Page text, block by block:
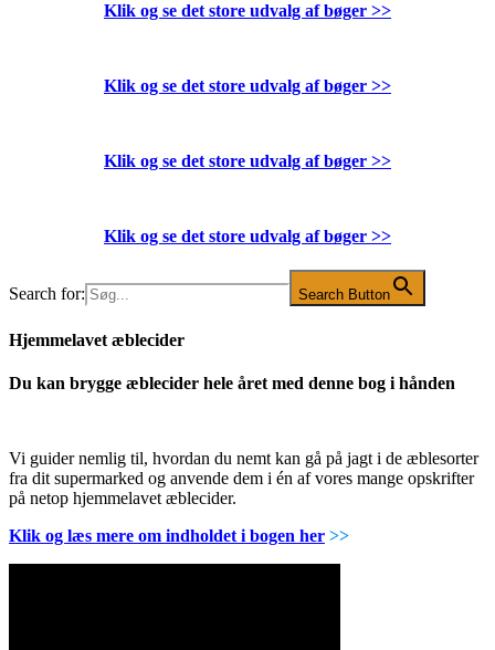
Klik og se det store udvalg af bøger >>
Klik og se det store udvalg af bøger >>
Klik og se det store udvalg af bøger >>
Klik og se det store udvalg af bøger >>
Search for: Search Button
Hjemmelavet æblecider
Du kan brygge æblecider hele året med denne bog i hånden
Vi guider nemlig til, hvordan du nemt kan gå på jagt i de æblesorter
fra dit supermarked og anvende dem i én af vores mange opskrifter
på netop hjemmelavet æblecider.
Klik og læs mere om indholdet i bogen her >>